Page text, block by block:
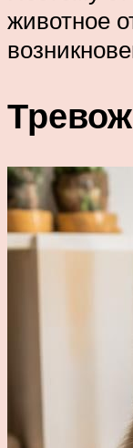
животное